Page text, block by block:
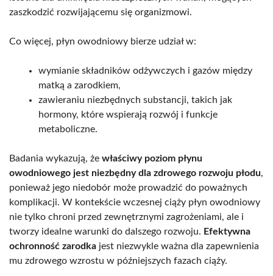
zaszkodzić rozwijającemu się organizmowi.
Co więcej, płyn owodniowy bierze udział w:
wymianie składników odżywczych i gazów między
matką a zarodkiem,
zawieraniu niezbędnych substancji, takich jak
hormony, które wspierają rozwój i funkcje
metaboliczne.
Badania wykazują, że właściwy poziom płynu
owodniowego jest niezbędny dla zdrowego rozwoju płodu,
ponieważ jego niedobór może prowadzić do poważnych
komplikacji. W kontekście wczesnej ciąży płyn owodniowy
nie tylko chroni przed zewnętrznymi zagrożeniami, ale i
tworzy idealne warunki do dalszego rozwoju. Efektywna
ochronność zarodka jest niezwykle ważna dla zapewnienia
mu zdrowego wzrostu w późniejszych fazach ciąży.